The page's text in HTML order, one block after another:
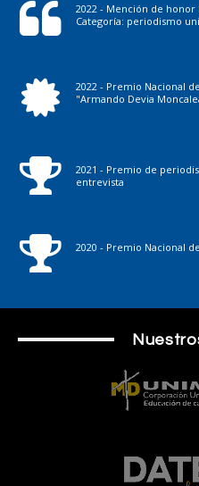
2022 - Mención de
Categoría: periodismo
2022 - Premio Nacional
"Armando Devia
2021 - Premio de
entrevista
2020 - Premio Nacional